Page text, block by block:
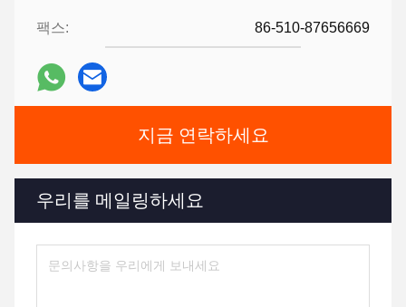
팩스: 86-510-87656669
지금 연락하세요
우리를 메일링하세요